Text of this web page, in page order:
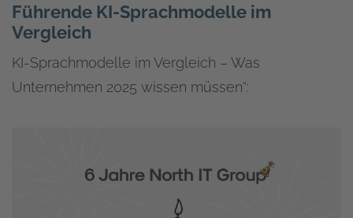
Führende KI-Sprachmodelle im
Vergleich
KI-Sprachmodelle im Vergleich – Was
Unternehmen 2025 wissen müssen“: